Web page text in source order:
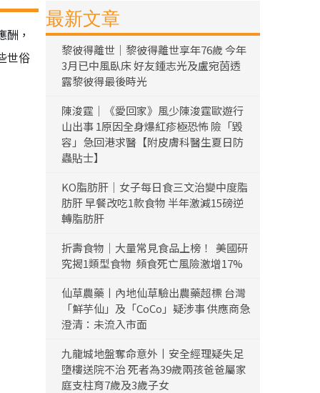
，
世俗
最新文章
黎彼得離世｜黎彼得離世享年76歲 今年
3月已中風臥床 好友鍾志光及盧宛茵透
露黎彼得最後時光
陳浚霆｜《愛回家》風少陳浚霆歐遊行
山出事 1原因全身爆紅疹極恐怖 險「毀
容」急回港求醫【附皮膚科醫生夏日防
蟲貼士】
KO脂肪肝｜女子每日食三文治變中度脂
肪肝 早餐改吃1款食物 半年激減15磅逆
轉脂肪肝
折壽食物｜大量常見食品上榜！ 美國研
究揭1類型食物 頻食死亡風險激增17%
仙草農藥丨內地仙草驗出農藥超標 台灣
「鮮芋仙」及「CoCo」疑涉事 供應商急
澄清：未流入市面
九龍城地盤奪命意外丨安全經理疑失足
墮樓送院不治 死者為39歲兩孩爸爸屬家
庭支柱育7歲及3歲子女